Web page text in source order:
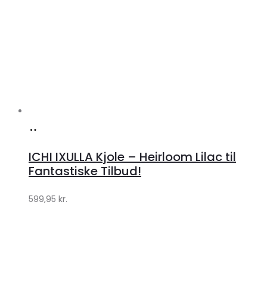
Klædeskabet.dk
ICHI IXULLA Kjole – Heirloom Lilac til
Fantastiske Tilbud!
599,95 kr.